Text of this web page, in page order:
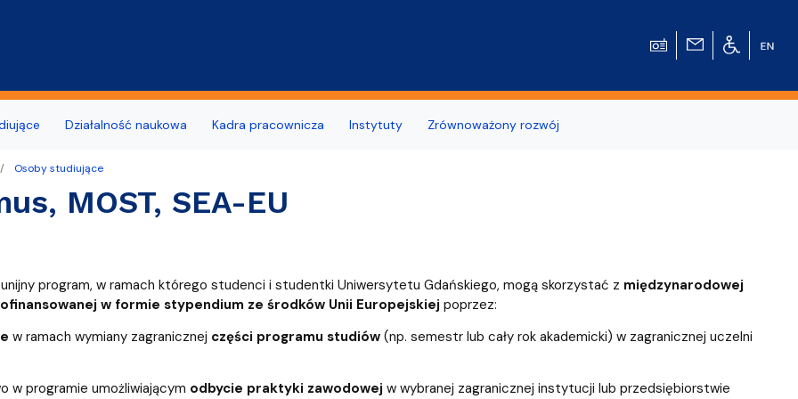
Historycznego
Wydziału Historycznego
Ukrainy
Deklaracja dostępności
Szkoły Doktorskiej przy Wydziale
i wymagające wsparcia
SEA-EU
dydaktycznej
Samorząd Studencki
Działalność naukowa
& Online
Kadra pracownicza Instytuty Zrównoważony rozwój
Osoby studiujące
MOST, SEA-EU
program, w ramach którego studenci i studentki Uniwersytetu Gdańskiego, mogą skorzystać z międzynarodowej
w formie stypendium ze środków Unii Europejskiej poprzez:
w ramach wymiany zagranicznej części programu studiów(np. semestr lub cały rok akademicki) w zagranicznej uczelni
w programie umożliwiającym odbycie praktyki zawodowej w wybranej zagranicznej instytucji lub przedsiębiorstwie